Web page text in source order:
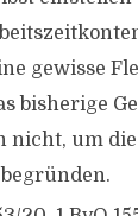
gewisse
bisherige
nicht, um